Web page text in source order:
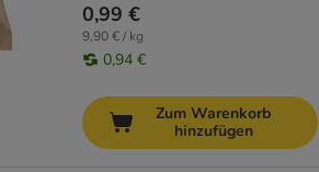
0,99 €
9,90 € / kg
0,94 €
Zum Warenkorb
hinzufügen